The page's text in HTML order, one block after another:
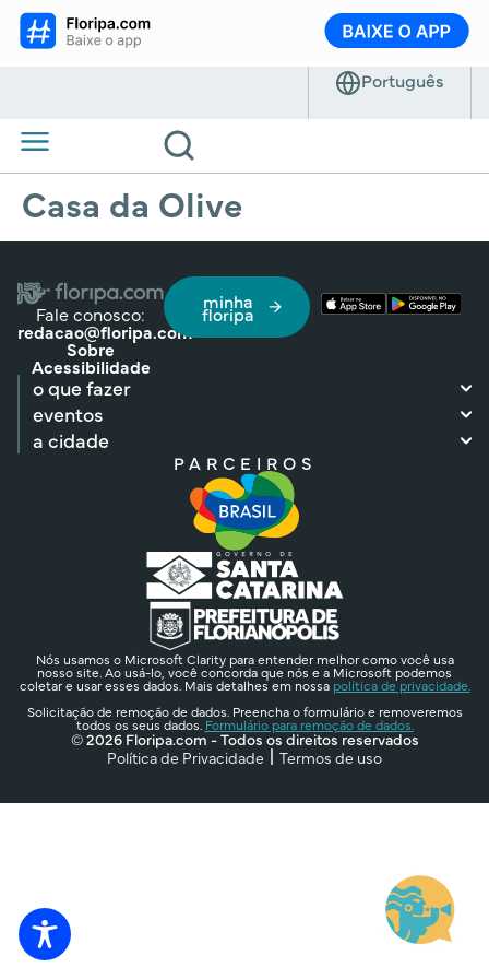
Casa da Olive
Fale conosco:
redacao@floripa.com
Sobre
Acessibilidade
minha
floripa
o que fazer
eventos
a cidade
PARCEIROS
Nós usamos o Microsoft Clarity para entender melhor como você usa
nosso site. Ao usá-lo, você concorda que nós e a Microsoft podemos
coletar e usar esses dados. Mais detalhes em nossa política de privacidade.
Solicitação de remoção de dados. Preencha o formulário e removeremos
todos os seus dados. Formulário para remoção de dados.
© 2026 Floripa.com - Todos os direitos reservados
Política de Privacidade
Termos de uso